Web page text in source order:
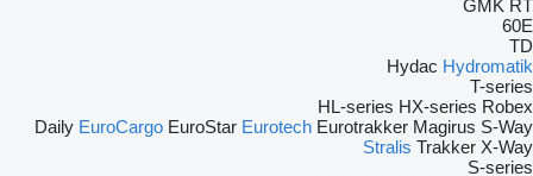
GMK RT
60E
TD
Hydac Hydromatik
T-series
HL-series HX-series Robex
Daily EuroCargo EuroStar Eurotech Eurotrakker Magirus S-Way
Stralis Trakker X-Way
S-series